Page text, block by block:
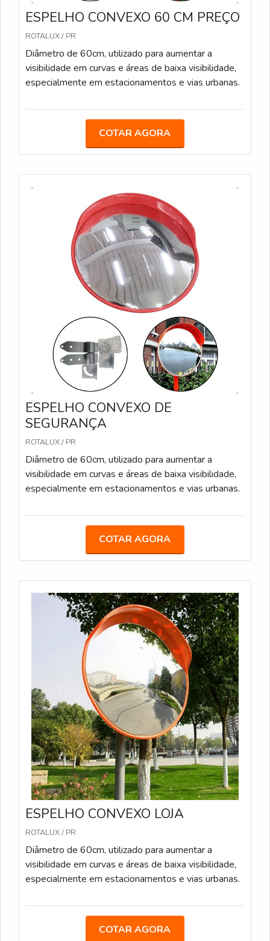
ESPELHO CONVEXO 60 CM PREÇO
ROTALUX / PR
Diâmetro de 60cm, utilizado para aumentar a
visibilidade em curvas e áreas de baixa visibilidade,
especialmente em estacionamentos e vias urbanas.
COTAR AGORA
ESPELHO CONVEXO DE
SEGURANÇA
ROTALUX / PR
Diâmetro de 60cm, utilizado para aumentar a
visibilidade em curvas e áreas de baixa visibilidade,
especialmente em estacionamentos e vias urbanas.
COTAR AGORA
ESPELHO CONVEXO LOJA
ROTALUX / PR
Diâmetro de 60cm, utilizado para aumentar a
visibilidade em curvas e áreas de baixa visibilidade,
especialmente em estacionamentos e vias urbanas.
COTAR AGORA